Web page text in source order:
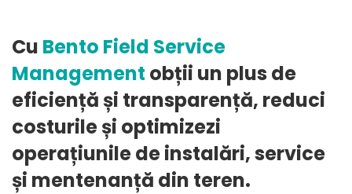
Field
Service
Management
Cu Bento Field Service
Management obții un plus de
eficiență și transparență, reduci
costurile și optimizezi
operațiunile de instalări, service
și mentenanță din teren.